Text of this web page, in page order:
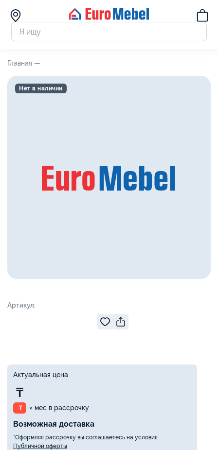
Главная —
Артикул:
Нет в наличии
Актуальная цена
₸
₸ × мес в рассрочку
Возможная доставка
*Оформляя рассрочку вы соглашаетесь на условия
Публичной оферты